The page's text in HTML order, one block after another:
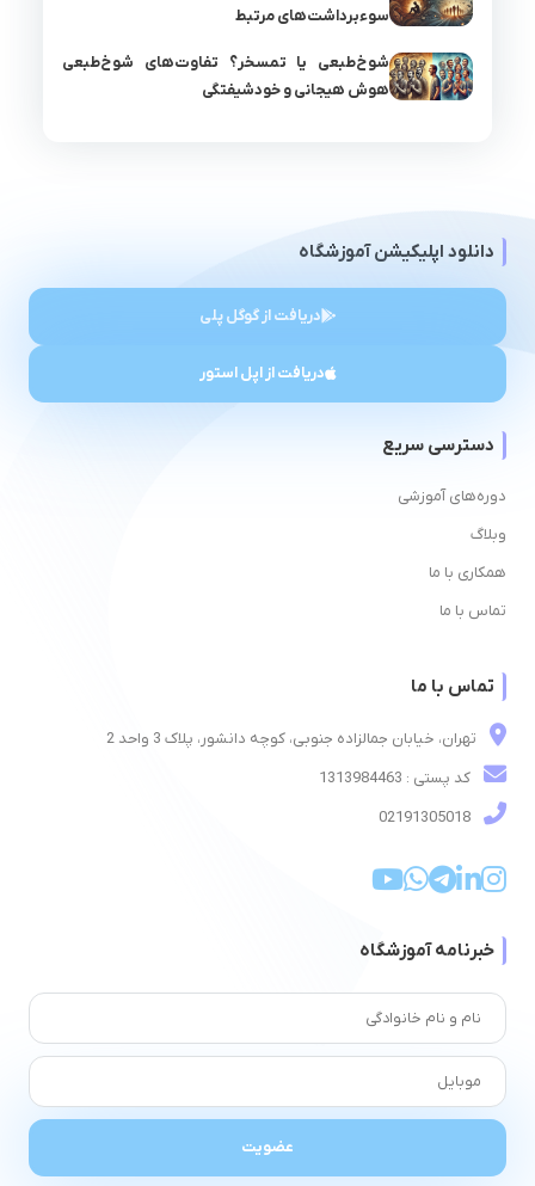
سوءبرداشت‌های مرتبط
شوخ‌طبعی یا تمسخر؟ تفاوت‌های شوخ‌طبعی
هوش هیجانی و خودشیفتگی
دانلود اپلیکیشن آموزشگاه
دریافت از گوگل پلی
دریافت از اپل استور
دسترسی سریع
دوره‌های آموزشی
وبلاگ
همکاری با ما
تماس با ما
تماس با ما
تهران، خیابان جمالزاده جنوبی، کوچه دانشور، پلاک 3 واحد 2
کد پستی : 1313984463
خبرنامه آموزشگاه